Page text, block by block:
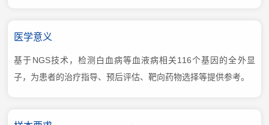
医学意义
基于NGS技术，检测白血病等血液病相关116个基因的全外显
子，为患者的治疗指导、预后评估、靶向药物选择等提供参考。